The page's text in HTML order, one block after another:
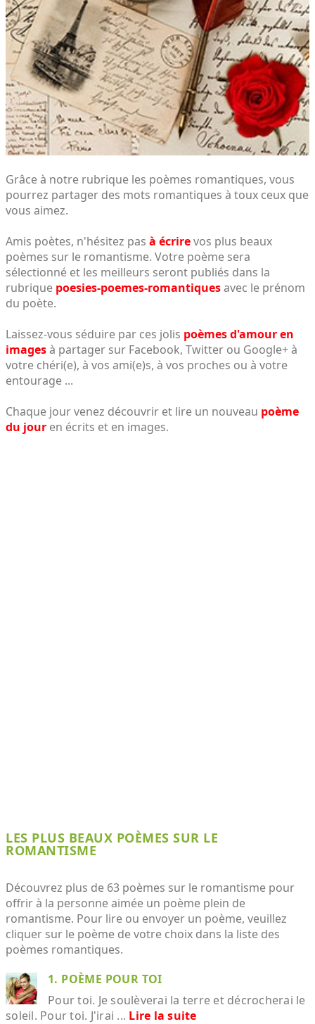
Grâce à notre rubrique les poèmes romantiques, vous
pourrez partager des mots romantiques à toux ceux que
vous aimez.
Amis poètes, n'hésitez pas à écrirevos plus beaux
poèmes sur le romantisme. Votre poème sera
sélectionné et les meilleurs seront publiés dans la
rubrique poesies-poemes-romantiquesavec le prénom
du poète.
Laissez-vous séduire par ces jolis poèmes d'amour en
imagesà partager sur Facebook, Twitter ou Google+ à
votre chéri(e), à vos ami(e)s, à vos proches ou à votre
entourage ...
Chaque jour venez découvrir et lire un nouveau poème
du jour en écrits et en images.
LES PLUS BEAUX POÈMES SUR LE
ROMANTISME
Découvrez plus de 63 poèmes sur le romantisme pour
offrir à la personne aimée un poème plein de
romantisme. Pour lire ou envoyer un poème, veuillez
cliquer sur le poème de votre choix dans la liste des
poèmes romantiques.
1. POÈME POUR TOI
Pour toi. Je soulèverai la terre et décrocherai le
soleil. Pour toi. J'irai ... Lire la suite